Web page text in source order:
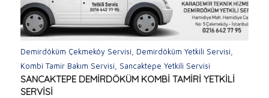
Demirdöküm Çekmeköy Servisi Demirdöküm Yetkili Servisi
Kombi Tamir Bakım Servisi
Sancaktepe Yetkili Servisi
SANCAKTEPE DEMİRDÖKÜM KOMBİ TAMİRİ YETKİLİ
SERVİSİ